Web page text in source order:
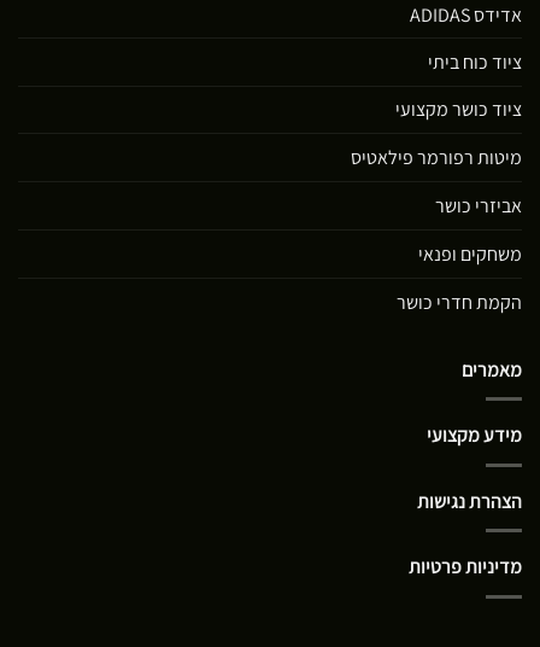
אדידס ADIDAS
ציוד כוח ביתי
ציוד כושר מקצועי
מיטות רפורמר פילאטיס
אביזרי כושר
משחקים ופנאי
הקמת חדרי כושר
מאמרים
מידע מקצועי
הצהרת נגישות
מדיניות פרטיות